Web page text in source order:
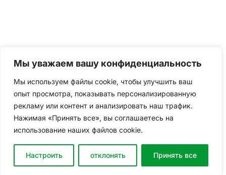
Мы уважаем вашу конфиденциальность
Мы используем файлы cookie, чтобы улучшить ваш
опыт просмотра, показывать персонализированную
рекламу или контент и анализировать наш трафик.
Нажимая «Принять все», вы соглашаетесь на
использование наших файлов cookie.
Настроить отклонять Принять все